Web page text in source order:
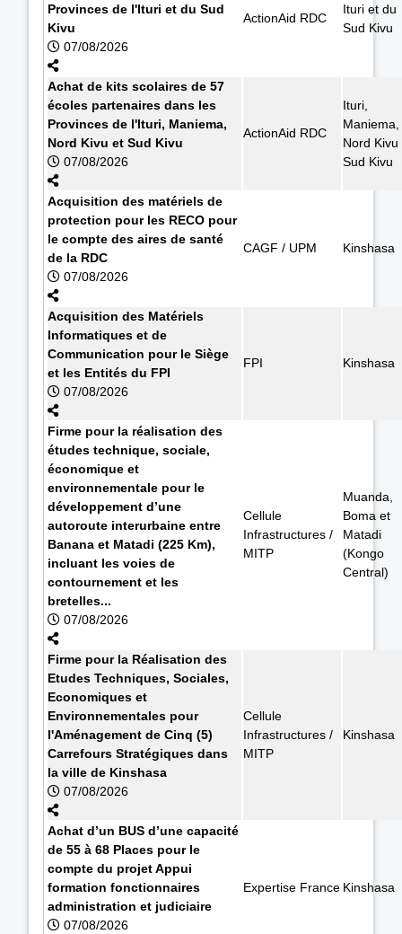
Provinces de l'Ituri et du Sud
Kivu
07/08/2026
ActionAid RDC
Ituri et du
Sud Kivu
Achat de kits scolaires de 57
écoles partenaires dans les
Provinces de l'Ituri, Maniema,
Nord Kivu et Sud Kivu
07/08/2026
ActionAid RDC
Ituri,
Maniema,
Nord Kivu
Sud Kivu
Acquisition des matériels de
protection pour les RECO pour
le compte des aires de santé
de la RDC
07/08/2026
CAGF / UPM Kinshasa
Acquisition des Matériels
Informatiques et de
Communication pour le Siège
et les Entités du FPI
07/08/2026
FPI Kinshasa
Firme pour la réalisation des
études technique, sociale,
économique et
environnementale pour le
développement d’une
autoroute interurbaine entre
Banana et Matadi (225 Km),
incluant les voies de
contournement et les
bretelles...
07/08/2026
Cellule
Infrastructures /
MITP
Muanda,
Boma et
Matadi
(Kongo
Central)
Firme pour la Réalisation des
Etudes Techniques, Sociales,
Economiques et
Environnementales pour
l'Aménagement de Cinq (5)
Carrefours Stratégiques dans
la ville de Kinshasa
07/08/2026
Cellule
Infrastructures /
MITP
Kinshasa
Achat d’un BUS d’une capacité
de 55 à 68 Places pour le
compte du projet Appui
formation fonctionnaires
administration et judiciaire
07/08/2026
Expertise France Kinshasa